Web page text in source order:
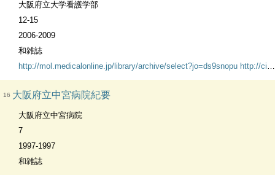
大阪府立大学看護学部
12-15
2006-2009
和雑誌
http://mol.medicalonline.jp/library/archive/select?jo=ds9snopu http://ci.nii.ac.jp/vol_issue/nels/AA12118921_ja.html
16 大阪府立中宮病院紀要
大阪府立中宮病院
7
1997-1997
和雑誌